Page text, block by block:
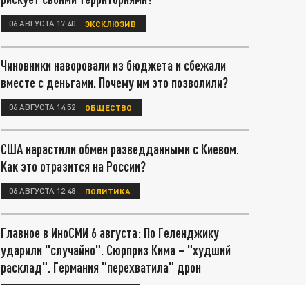
06 АВГУСТА 17:40 ЭКСКЛЮЗИВ
Чиновники наворовали из бюджета и сбежали
вместе с деньгами. Почему им это позволили?
06 АВГУСТА 14:52 ОБЩЕСТВО
США нарастили обмен разведданными с Киевом.
Как это отразится на России?
06 АВГУСТА 12:48 ПОЛИТИКА
Главное в ИноСМИ 6 августа: По Геленджику
ударили "случайно". Сюрприз Кима – "худший
расклад". Германия "перехватила" дрон